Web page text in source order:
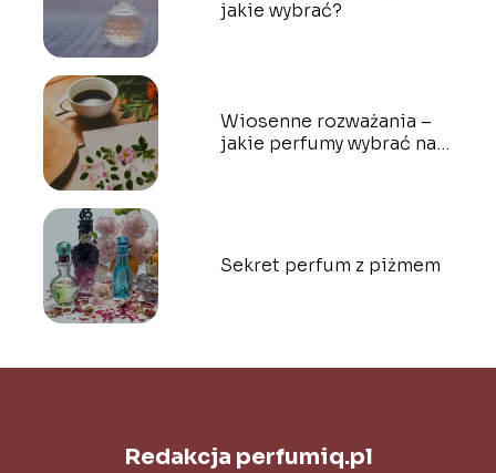
jakie wybrać?
Wiosenne rozważania –
jakie perfumy wybrać na
Sekret perfum z piżmem
Redakcja perfumiq.pl